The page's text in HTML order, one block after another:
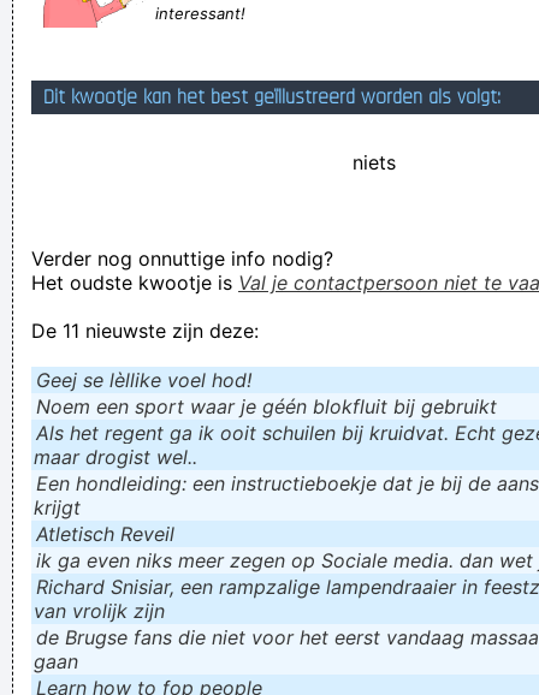
Als je wacht totdat je alles voor iedereen kan doen, in plaats
hebben
Verknoei je tijd op een nuttige manier!
interessant!
Dit kwootje kan het best geïllustreerd worden als volgt:
niets
Verder nog onnuttige info nodig?
Het oudste kwootje is Val je contactpersoon niet te
De 11 nieuwste zijn deze:
Geej se lèllike voel hod!
Noem een sport waar je géén blokfluit bij gebruikt
Als het regent ga ik ooit schuilen bij kruidvat. Echt
maar drogist wel..
Een hondleiding: een instructieboekje dat je bij de
krijgt
Atletisch Reveil
ik ga even niks meer zegen op Sociale media. dan
Richard Snisiar, een rampzalige lampendraaier in
van vrolijk zijn
de Brugse fans die niet voor het eerst vandaag
gaan
Learn how to fop people